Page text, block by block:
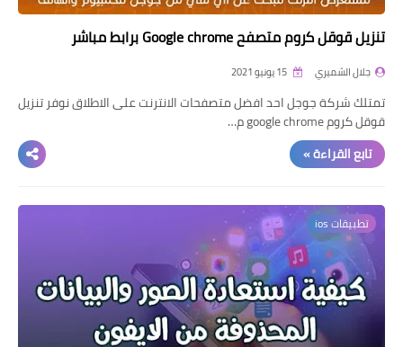
تنزيل قوقل كروم متصفح Google chrome برابط مباشر
جلال الشميري
تمتلك شركة جوجل احد افضل متصفحات الانترنت على الاطلاق نوفر تنزيل
قوقل كروم google chrome م…
تابع القراءة »
تطبيقات ios